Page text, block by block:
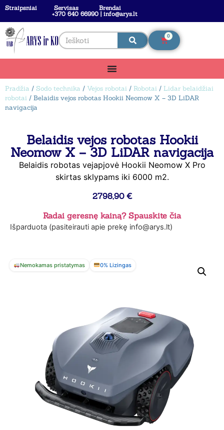
Straipsniai Servisas
Brendai
+370 640 66990 | info@arys.lt
0
Pradžia / Sodo technika / Vejos robotai / Robotai / Lidar belaidžiai
robotai / Belaidis vejos robotas Hookii Neomow X – 3D LiDAR
navigacija
Belaidis vejos robotas Hookii
Neomow X – 3D LiDAR navigacija
Belaidis robotas vejapjovė Hookii Neomow X Pro
skirtas sklypams iki 6000 m2.
2798,90 €
Radai geresnę kainą? Spauskite čia
Išparduota (pasiteirauti apie prekę info@arys.lt)
Nemokamas pristatymas 0% Lizingas